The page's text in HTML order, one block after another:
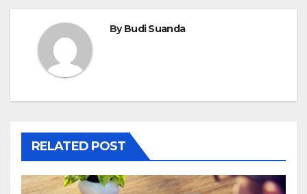
ByBudi Suanda
RELATED POST